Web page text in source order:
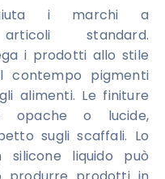
aiuta i marchi a
standard.
i prodotti allo stile
contempo pigmenti
alimenti. Le finiture
opache o lucide,
sugli scaffali. Lo
liquido può